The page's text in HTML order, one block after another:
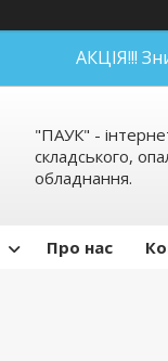
АКЦІЯ!!!
"ПАУК" -
складського,
обладнання.
Про нас